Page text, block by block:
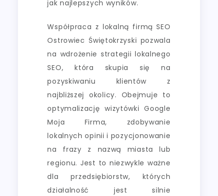
jak najlepszych wyników.
Współpraca z lokalną firmą SEO
Ostrowiec Świętokrzyski pozwala
na wdrożenie strategii lokalnego
SEO, która skupia się na
pozyskiwaniu klientów z
najbliższej okolicy. Obejmuje to
optymalizację wizytówki Google
Moja Firma, zdobywanie
lokalnych opinii i pozycjonowanie
na frazy z nazwą miasta lub
regionu. Jest to niezwykle ważne
dla przedsiębiorstw, których
działalność jest silnie